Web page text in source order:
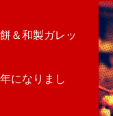
＆和製ガレッ
になりまし